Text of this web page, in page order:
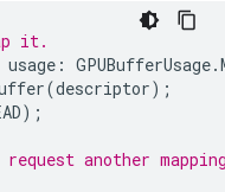
it.
usage : GPUBufferUsage.
(descriptor);
);
another